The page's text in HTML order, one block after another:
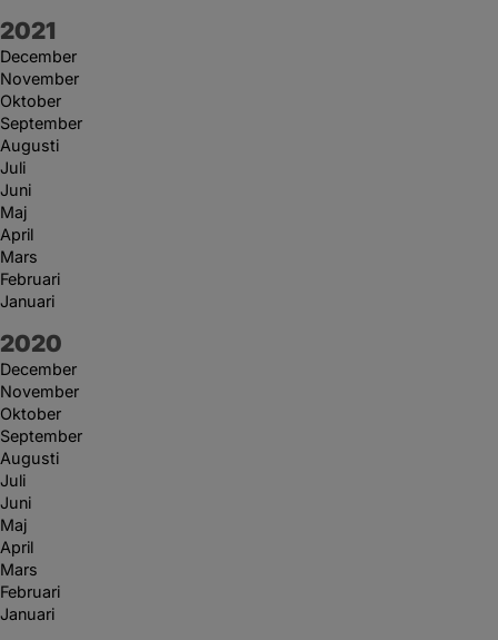
År:
2021
December
November
Oktober
September
Augusti
Juli
Juni
Maj
April
Mars
Februari
Januari
År:
2020
December
November
Oktober
September
Augusti
Juli
Juni
Maj
April
Mars
Februari
Januari